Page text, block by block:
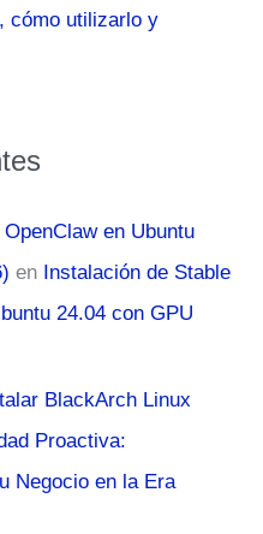
cómo utilizarlo y
en Ubuntu
en Instalación de Stable
24.04 con GPU
BlackArch Linux
Proactiva:
Negocio en la Era